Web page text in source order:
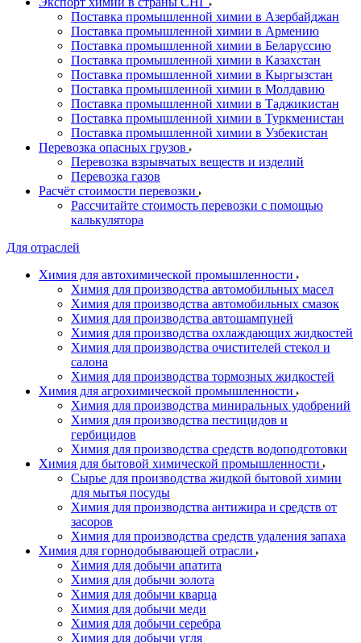
Поставка промышленной химии в Азербайджан
Поставка промышленной химии в Армению
Поставка промышленной химии в Беларуссию
Поставка промышленной химии в Казахстан
Поставка промышленной химии в Кыргызстан
Поставка промышленной химии в Молдавию
Поставка промышленной химии в Таджикистан
Поставка промышленной химии в Туркменистан
Поставка промышленной химии в Узбекистан
Перевозка опасных грузов
Перевозка взрывчатых веществ и изделий
Перевозка газов
Расчёт стоимости перевозки
Рассчитайте стоимость перевозки с помощью
калькулятора
Для отраслей
Химия для автохимической промышленности
Химия для производства автомобильных масел
Химия для производства автомобильных смазок
Химия для производства автошампуней
Химия для производства охлаждающих жидкостей
Химия для производства очистителей стекол и
салона
Химия для производства тормозных жидкостей
Химия для агрохимической промышленности
Химия для производства миниральных удобрений
Химия для производства пестицидов и
гербицидов
Химия для производства средств водоподготовки
Химия для бытовой химической промышленности
Сырье для производства жидкой бытовой химии
для мытья посуды
Химия для производства антижира и средств от
засоров
Химия для производства средств удаления запаха
Химия для горнодобывающей отрасли
Химия для добычи апатита
Химия для добычи золота
Химия для добычи кварца
Химия для добычи меди
Химия для добычи серебра
Химия для добычи угля